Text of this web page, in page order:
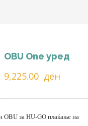
OBU One уред
9,225.00 ден
за HU-GO плаќање на